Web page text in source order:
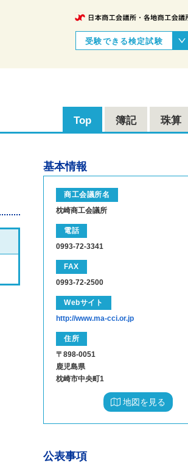
受験できる検定試験
Top 簿記 珠算
基本情報
商工会議所名
枕崎商工会議所
電話
0993-72-3341
FAX
0993-72-2500
Webサイト
http://www.ma-cci.or.jp
住所
〒898-0051
鹿児島県
枕崎市中央町1
地図を見る
公表事項